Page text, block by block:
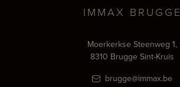
IMMAX BRUGGE
Moerkerkse Steenweg 1,
8310 Brugge Sint-Kruis
brugge@immax.be